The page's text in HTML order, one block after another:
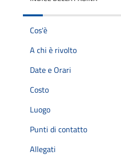
Cos'è
A chi è rivolto
Date e Orari
Costo
Luogo
Punti di contatto
Allegati